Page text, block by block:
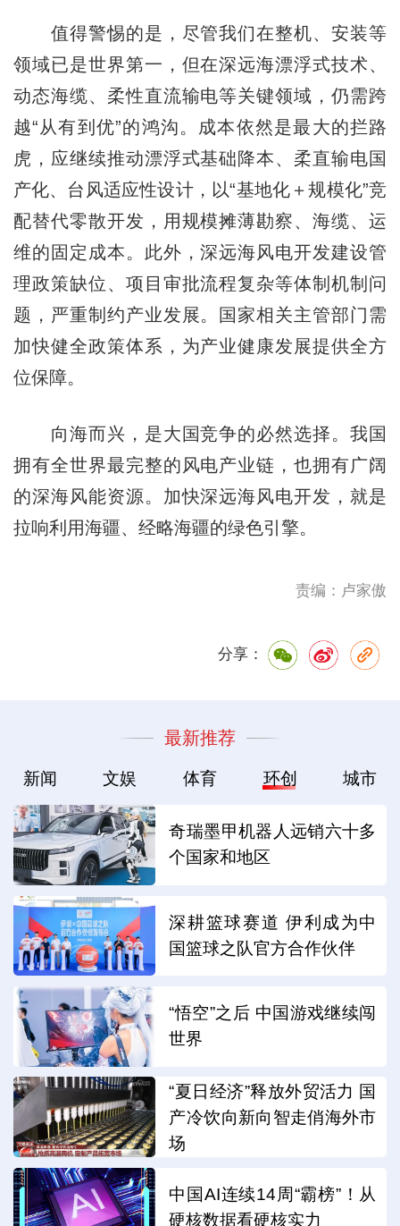
值得警惕的是，尽管我们在整机、安装等
领域已是世界第一，但在深远海漂浮式技术、
动态海缆、柔性直流输电等关键领域，仍需跨
越“从有到优”的鸿沟。成本依然是最大的拦路
虎，应继续推动漂浮式基础降本、柔直输电国
产化、台风适应性设计，以“基地化＋规模化”竞
配替代零散开发，用规模摊薄勘察、海缆、运
维的固定成本。此外，深远海风电开发建设管
理政策缺位、项目审批流程复杂等体制机制问
题，严重制约产业发展。国家相关主管部门需
加快健全政策体系，为产业健康发展提供全方
位保障。
向海而兴，是大国竞争的必然选择。我国
拥有全世界最完整的风电产业链，也拥有广阔
的深海风能资源。加快深远海风电开发，就是
拉响利用海疆、经略海疆的绿色引擎。
责编：卢家傲
分享：
最新推荐
新闻 文娱 体育 环创 城市
奇瑞墨甲机器人远销六十多
个国家和地区
深耕篮球赛道 伊利成为中
国篮球之队官方合作伙伴
“悟空”之后 中国游戏继续闯
世界
“夏日经济”释放外贸活力 国
产冷饮向新向智走俏海外市
场
中国AI连续14周“霸榜”！从
硬核数据看硬核实力